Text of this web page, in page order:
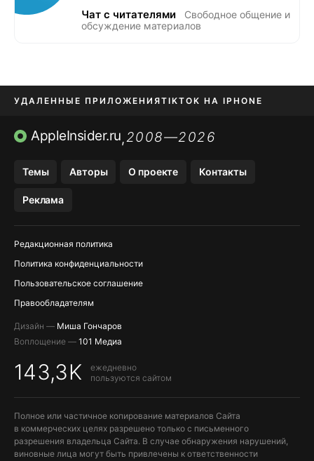
Чат с читателями
Свободное общение и
обсуждение материалов
УДАЛЕННЫЕ ПРИЛОЖЕНИЯTIKTOK НА IPHONE
ПРИЛОЖЕНИЯ БЕЗ APP STORE
AppleInsider.ru,2008—2026
Темы Авторы О проекте Контакты
Реклама
Редакционная политика
Политика конфиденциальности
Пользовательское соглашение
Правообладателям
Дизайн — Миша Гончаров
Воплощение — 101 Медиа
143,3K
ежедневно
пользуются сайтом
Полное или частичное копирование материалов Сайта
в коммерческих целях разрешено только с письменного
разрешения владельца Сайта. В случае обнаружения нарушений,
виновные лица могут быть привлечены к ответственности